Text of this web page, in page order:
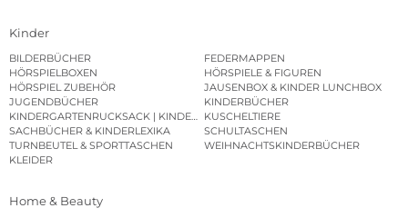
Kinder
BILDERBÜCHER
FEDERMAPPEN
HÖRSPIELBOXEN
HÖRSPIELE & FIGUREN
HÖRSPIEL ZUBEHÖR
JAUSENBOX & KINDER LUNCHBOX
JUGENDBÜCHER
KINDERBÜCHER
KINDERGARTENRUCKSACK | KINDERGARTENBEUTEL
KUSCHELTIERE
SACHBÜCHER & KINDERLEXIKA
SCHULTASCHEN
TURNBEUTEL & SPORTTASCHEN
WEIHNACHTSKINDERBÜCHER
KLEIDER
Home & Beauty